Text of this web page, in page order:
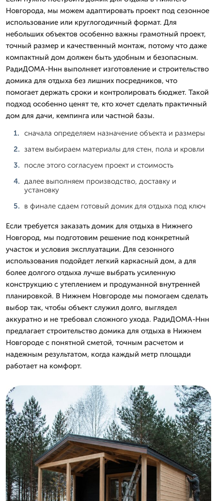
Новгорода, мы можем адаптировать проект под сезонное
использование или круглогодичный формат. Для
небольших объектов особенно важны грамотный проект,
точный размер и качественный монтаж, потому что даже
компактный дом должен быть удобным и безопасным.
РадиДОМА-Ннн выполняет изготовление и строительство
домика для отдыха без лишних посредников, что
помогает держать сроки и контролировать бюджет. Такой
подход особенно ценят те, кто хочет сделать практичный
дом для дачи, кемпинга или частной базы.
сначала определяем назначение объекта и размеры
затем выбираем материалы для стен, пола и кровли
после этого согласуем проект и стоимость
далее выполняем производство, доставку и
установку
в финале сдаем готовый домик для отдыха под ключ
Если требуется заказать домик для отдыха в Нижнего
Новгород, мы подготовим решение под конкретный
участок и условия эксплуатации. Для сезонного
использования подойдет легкий каркасный дом, а для
более долгого отдыха лучше выбрать усиленную
конструкцию с утеплением и продуманной внутренней
планировкой. В Нижнем Новгороде мы помогаем сделать
выбор так, чтобы объект служил долго, выглядел
аккуратно и не требовал сложного ухода. РадиДОМА-Ннн
предлагает строительство домика для отдыха в Нижнем
Новгороде с понятной сметой, точным расчетом и
надежным результатом, когда каждый метр площади
работает на комфорт.